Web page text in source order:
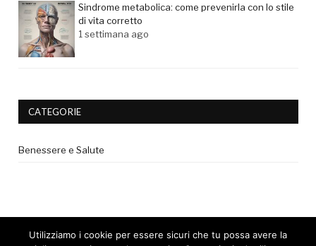
Sindrome metabolica: come prevenirla con lo stile
di vita corretto
1 settimana ago
CATEGORIE
Benessere e Salute
Utilizziamo i cookie per essere sicuri che tu possa avere la